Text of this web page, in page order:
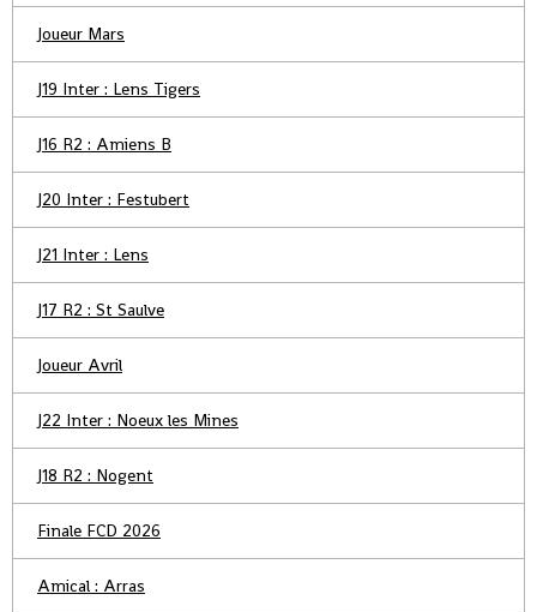
Joueur Mars
J19 Inter : Lens Tigers
J16 R2 : Amiens B
J20 Inter : Festubert
J21 Inter : Lens
J17 R2 : St Saulve
Joueur Avril
J22 Inter : Noeux les Mines
J18 R2 : Nogent
Finale FCD 2026
Amical : Arras